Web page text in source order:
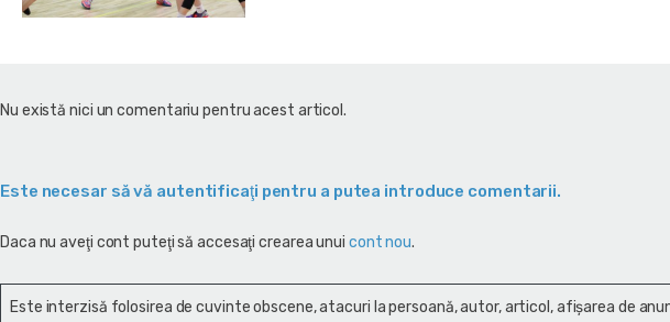
Nu există nici un comentariu pentru acest articol.
Este necesar să vă autentificaţi pentru a putea introduce comentarii.
Daca nu aveţi cont puteţi să accesaţi crearea unui cont nou.
Este interzisă folosirea de cuvinte obscene, atacuri la persoană, autor, articol, afişarea de